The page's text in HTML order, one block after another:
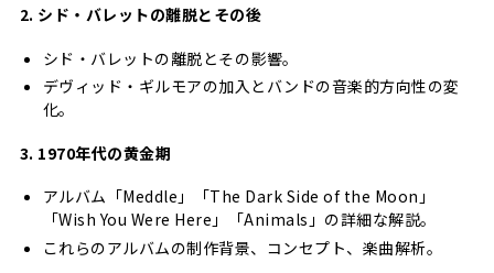
2. シド・バレットの離脱とその後
シド・バレットの離脱とその影響。
デヴィッド・ギルモアの加入とバンドの音楽的方向性の変
化。
3. 1970年代の黄金期
アルバム「Meddle」「The Dark Side of the Moon」
「Wish You Were Here」「Animals」の詳細な解説。
これらのアルバムの制作背景、コンセプト、楽曲解析。